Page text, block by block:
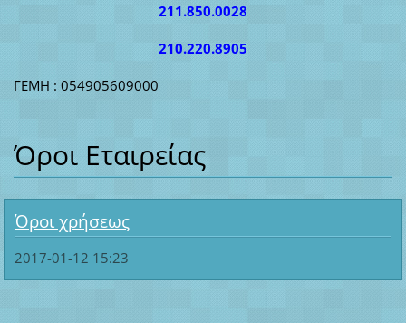
211.850.0028
210.220.8905
ΓΕΜΗ : 054905609000
Όροι Εταιρείας
Όροι χρήσεως
2017-01-12 15:23